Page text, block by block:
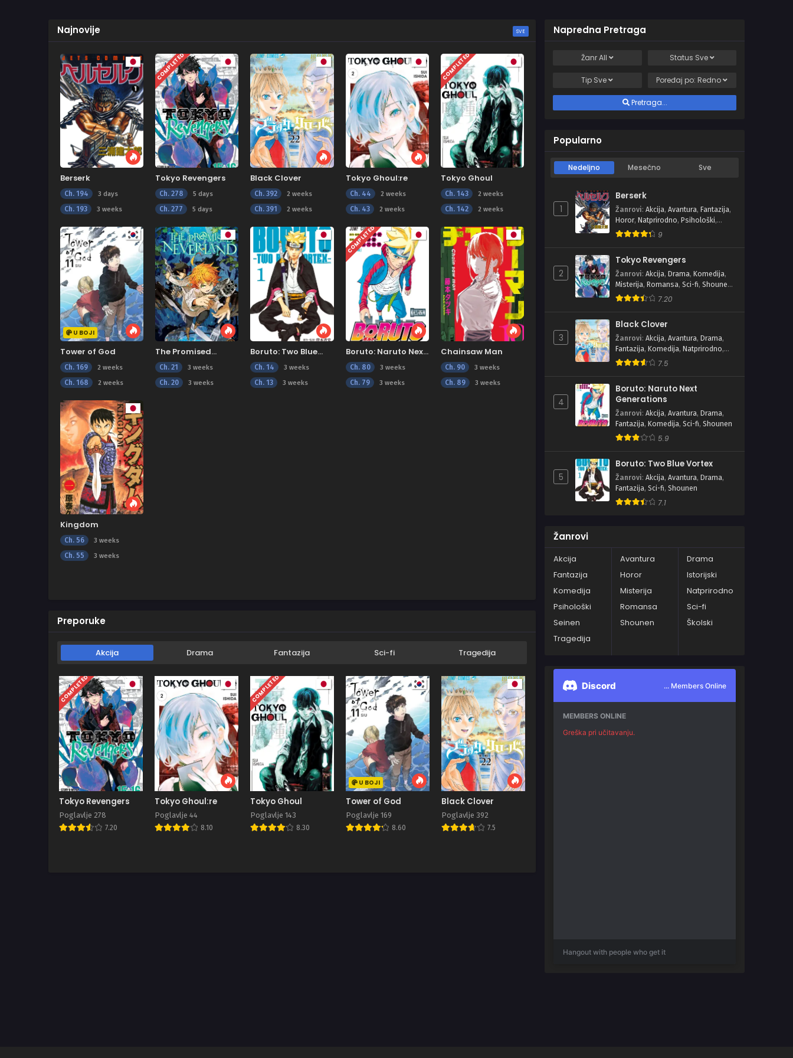
Najnovije SVE
Berserk
Ch. 194 3 days
Ch. 193 3 weeks
COMPLETED
Tokyo Revengers
Ch. 278 5 days
Ch. 277 5 days
Black Clover
Ch. 392 2 weeks
Ch. 391 2 weeks
Tokyo Ghoul:re
Ch. 44 2 weeks
Ch. 43 2 weeks
COMPLETED
Tokyo Ghoul
Ch. 143 2 weeks
Ch. 142 2 weeks
U BOJI
Tower of God
Ch. 169 2 weeks
Ch. 168 2 weeks
The Promised
Neverland
Ch. 21 3 weeks
Ch. 20 3 weeks
Boruto: Two Blue
Vortex
Ch. 14 3 weeks
Ch. 13 3 weeks
COMPLETED
Boruto: Naruto Next
Generations
Ch. 80 3 weeks
Ch. 79 3 weeks
Chainsaw Man
Ch. 90 3 weeks
Ch. 89 3 weeks
Kingdom
Ch. 56 3 weeks
Ch. 55 3 weeks
Preporuke
Akcija Drama Fantazija Sci-fi Tragedija
COMPLETED
Tokyo Revengers
Poglavlje 278
7.20
Tokyo Ghoul:re
Poglavlje 44
8.10
COMPLETED
Tokyo Ghoul
Poglavlje 143
8.30
U BOJI
Tower of God
Poglavlje 169
8.60
Black Clover
Poglavlje 392
7.5
Napredna Pretraga
ŽanrAll Status Sve
Tip Sve Poređaj po: Redno
Pretraga...
Popularno
Nedeljno Mesečno Sve
1
Berserk
Žanrovi: Akcija, Avantura, Fantazija,
Horor, Natprirodno, Psihološki,
Seinen,Tragedija
9
2
Tokyo Revengers
Žanrovi: Akcija, Drama, Komedija,
Misterija, Romansa, Sci-fi, Shounen,
Školski
7.20
3
Black Clover
Žanrovi: Akcija, Avantura, Drama,
Fantazija, Komedija, Natprirodno,
Shounen
7.5
4
Boruto: Naruto Next
Generations
Žanrovi: Akcija, Avantura, Drama,
Fantazija, Komedija, Sci-fi, Shounen
5.9
5
Boruto: Two Blue Vortex
Žanrovi: Akcija, Avantura, Drama,
Fantazija, Sci-fi, Shounen
7.1
Žanrovi
Akcija Avantura
Drama
Fantazija
Horor
Istorijski
Komedija
Misterija
Natprirodno
Psihološki
Romansa
Sci-fi
Seinen
Shounen
Školski
Tragedija
Discord ... Members Online
MEMBERS ONLINE
Greška pri učitavanju.
Hangout with people who get it